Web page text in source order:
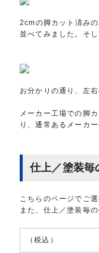
2cmの脚カット済み
並べてみました。そ
お分かりの通り、左
メーカー工場での脚
り、通常あるメーカ
仕上／塗装毎
こちらのページでご
また、仕上／塗装毎
（税込）